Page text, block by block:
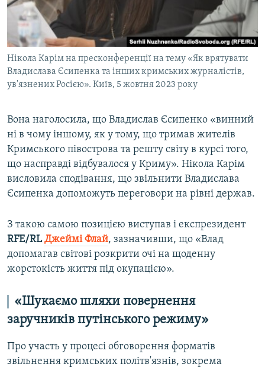
Нікола Карім на пресконференції на тему «Як врятувати
Владислава Єсипенка та інших кримських журналістів,
ув'язнених Росією». Київ, 5 жовтня 2023 року
Вона наголосила, що Владислав Єсипенко «винний
ні в чому іншому, як у тому, що тримав жителів
Кримського півострова та решту світу в курсі того,
що насправді відбувалося у Криму». Нікола Карім
висловила сподівання, що звільнити Владислава
Єсипенка допоможуть переговори на рівні держав.
З такою самою позицією виступав і експрезидент
RFE/RLДжеймі Флай, зазначивши, що «Влад
допомагав світові розкрити очі на щоденну
жорстокість життя під окупацією».
«Шукаємо шляхи повернення
заручників путінського режиму»
Про участь у процесі обговорення форматів
звільнення кримських політв'язнів, зокрема